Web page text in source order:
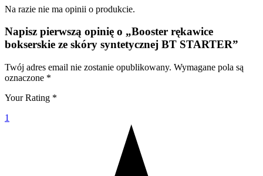
Na razie nie ma opinii o produkcie.
Napisz pierwszą opinię o „Booster rękawice
bokserskie ze skóry syntetycznej BT STARTER”
Twój adres email nie zostanie opublikowany. Wymagane pola są
oznaczone *
Your Rating *
1